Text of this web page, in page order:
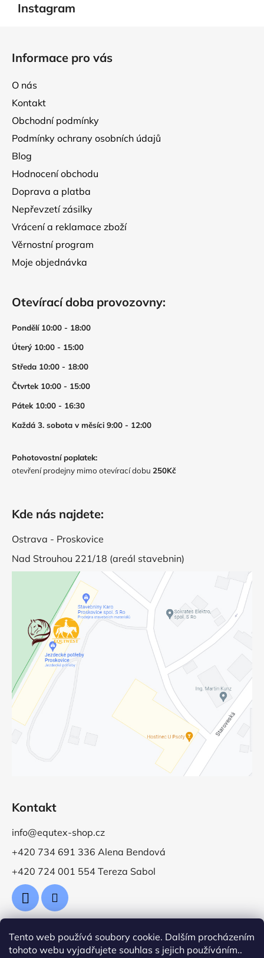
Tento web používá soubory cookie. Dalším procházením
tohoto webu vyjadřujete souhlas s jejich používáním..
Instagram
Informace pro vás
O nás
Kontakt
Obchodní podmínky
Podmínky ochrany osobních údajů
Blog
Hodnocení obchodu
Doprava a platba
Nepřevzetí zásilky
Vrácení a reklamace zboží
Věrnostní program
Moje objednávka
Otevírací doba provozovny:
Pondělí 10:00 - 18:00
Úterý 10:00 - 15:00
Středa 10:00 - 18:00
Čtvrtek 10:00 - 15:00
Pátek 10:00 - 16:30
Každá 3. sobota v měsíci 9:00 - 12:00
Pohotovostní poplatek:
otevření prodejny mimo otevírací dobu 250Kč
Kde nás najdete:
Ostrava - Proskovice
Nad Strouhou 221/18 (areál stavebnin)
Kontakt
info@equtex-shop.cz
+420 734 691 336 Alena Bendová
+420 724 001 554 Tereza Sabol
Přijímáme online platby